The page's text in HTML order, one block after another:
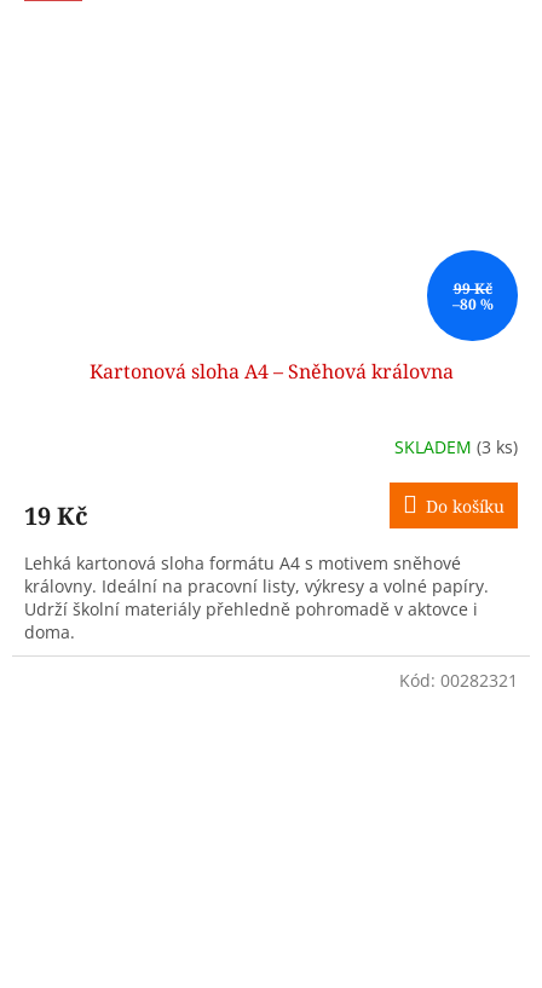
99 Kč
–80 %
Kartonová sloha A4 – Sněhová královna
SKLADEM (3 ks)
19 Kč Do košíku
Lehká kartonová sloha formátu A4 s motivem sněhové
královny. Ideální na pracovní listy, výkresy a volné papíry.
Udrží školní materiály přehledně pohromadě v aktovce i
doma.
Kód: 00282321